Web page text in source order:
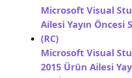
Microsoft Visual
Ailesi Yayın Öncesi
(RC)
Microsoft Visual
2015 Ürün Ailesi